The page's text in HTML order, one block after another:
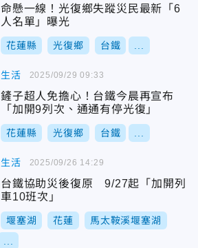
命懸一線！光復鄉失蹤災民最新「6
人名單」曝光
花蓮縣 光復鄉 台鐵
生活
鏟子超人免擔心！台鐵今晨再宣布
「加開9列次、通通有停光復」
花蓮縣 光復鄉 台鐵
2025/09/29 09:33
生活
台鐵協助災後復原 9/27起「加開列
車10班次」
堰塞湖 花蓮 馬太鞍溪堰塞湖
2025/09/26 14:29